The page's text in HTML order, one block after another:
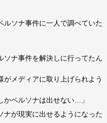
ルソナ事件に一人で調べていた
ナ事件を解決しに行ってたん
メディアに取り上げられよう
かペルソナは出せない…」
ナが現実に出せるようになった